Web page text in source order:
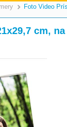
Foto Video
cm,